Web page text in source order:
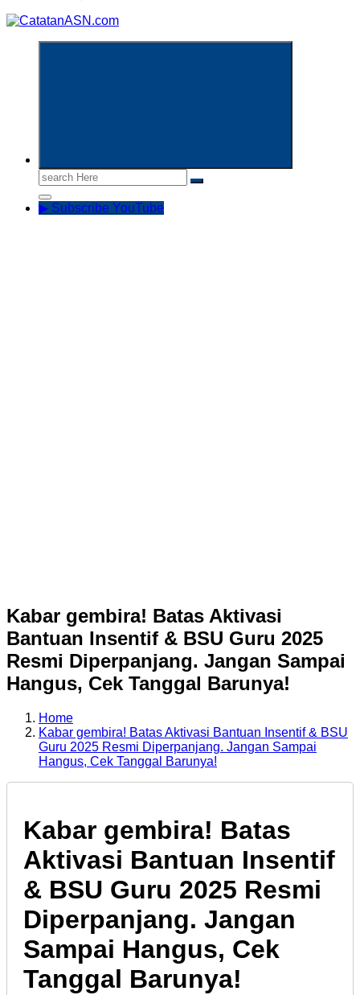
Search
for:
▶ Subscribe YouTube
Kabar gembira! Batas Aktivasi
Bantuan Insentif & BSU Guru 2025
Resmi Diperpanjang. Jangan Sampai
Hangus, Cek Tanggal Barunya!
Home
Kabar gembira! Batas Aktivasi Bantuan Insentif & BSU
Guru 2025 Resmi Diperpanjang. Jangan Sampai
Hangus, Cek Tanggal Barunya!
Kabar gembira! Batas
Aktivasi Bantuan Insentif
& BSU Guru 2025 Resmi
Diperpanjang. Jangan
Sampai Hangus, Cek
Tanggal Barunya!